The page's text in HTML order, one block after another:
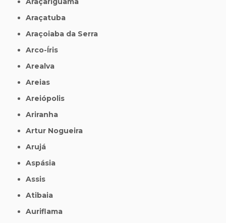
Araçatuba
Araçoiaba da Serra
Arco-Íris
Arealva
Areias
Areiópolis
Ariranha
Artur Nogueira
Arujá
Aspásia
Assis
Atibaia
Auriflama